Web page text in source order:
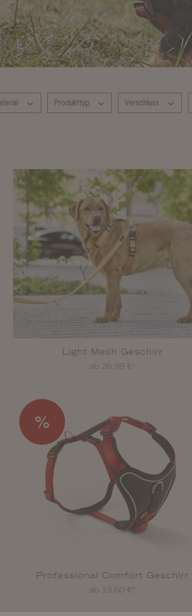
Produkttyp Verschluss
Light Mesh Geschirr
ab 26,99 €*
%
Professional Comfort Geschirr
ab 13,60 €*